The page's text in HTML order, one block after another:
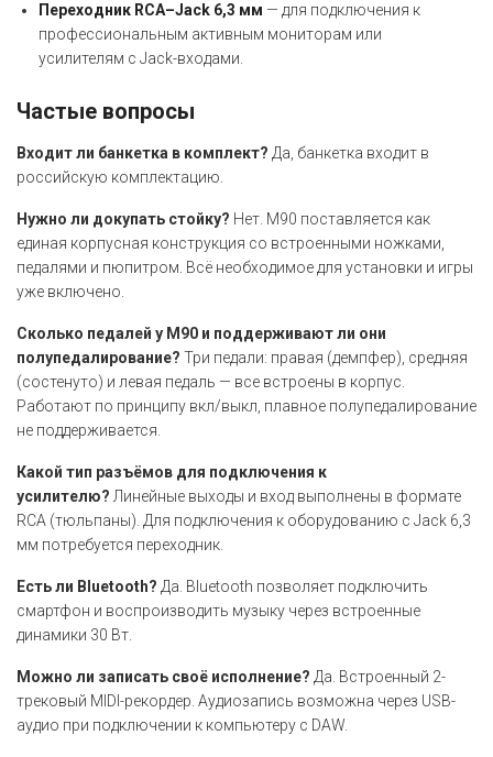
Переходник RCA–Jack 6,3 мм — для подключения к
профессиональным активным мониторам или
усилителям с Jack-входами.
Частые вопросы
Входит ли банкетка в комплект? Да, банкетка входит в
российскую комплектацию.
Нужно ли докупать стойку? Нет. M90 поставляется как
единая корпусная конструкция со встроенными ножками,
педалями и пюпитром. Всё необходимое для установки и игры
уже включено.
Сколько педалей у M90 и поддерживают ли они
полупедалирование? Три педали: правая (демпфер), средняя
(состенуто) и левая педаль — все встроены в корпус.
Работают по принципу вкл/выкл, плавное полупедалирование
не поддерживается.
Какой тип разъёмов для подключения к
усилителю? Линейные выходы и вход выполнены в формате
RCA (тюльпаны). Для подключения к оборудованию с Jack 6,3
мм потребуется переходник.
Есть ли Bluetooth? Да. Bluetooth позволяет подключить
смартфон и воспроизводить музыку через встроенные
динамики 30 Вт.
Можно ли записать своё исполнение? Да. Встроенный 2-
трековый MIDI-рекордер. Аудиозапись возможна через USB-
аудио при подключении к компьютеру с DAW.